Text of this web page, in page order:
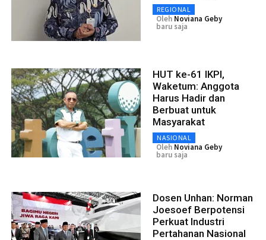
REGIONAL
Oleh Noviana Geby
baru saja
HUT ke-61 IKPI,
Waketum: Anggota
Harus Hadir dan
Berbuat untuk
Masyarakat
NASIONAL
Oleh Noviana Geby
baru saja
Dosen Unhan: Norman
Joesoef Berpotensi
Perkuat Industri
Pertahanan Nasional